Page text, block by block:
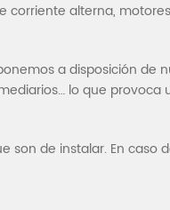
alterna,
a disposición de
lo que
de instalar. En caso